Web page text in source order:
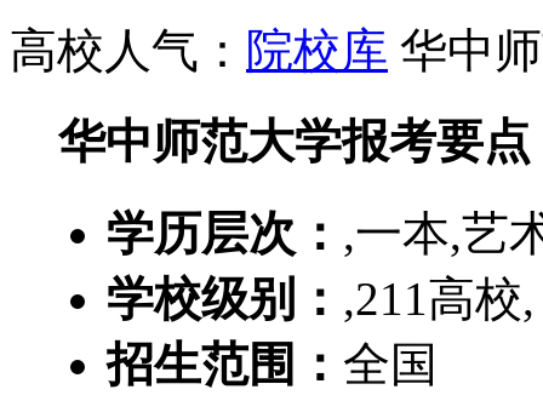
高校人气： 院校库 华中
华中师范大学报考要点
学历层次： ,一本,艺
学校级别： ,211高校,
招生范围： 全国